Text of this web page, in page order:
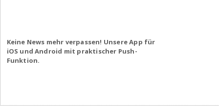
Keine News mehr verpassen! Unsere App für
iOS und Android mit praktischer Push-
Funktion.